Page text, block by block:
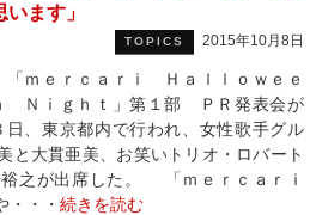
います」
TOPICS 2015年10月8日
「ｍｅｒｃａｒｉ Ｈａｌｌｏｗｅｅ
Ｎｉｇｈｔ」第１部 ＰＲ発表会が
日、東京都内で行われ、女性歌手グル
と大貫亜美、お笑いトリオ・ロバート
之が出席した。 「ｍｅｒｃａｒｉ
・・・ 続きを読む